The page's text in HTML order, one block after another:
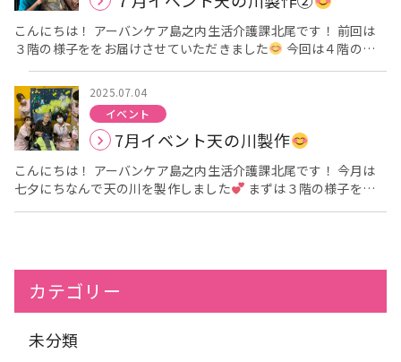
どんなイベントになるのでしょうか
こんにちは！ アーバンケア島之内生活介護課北尾です！ 前回は
３階の様子ををお届けさせていただきました
今回は４階の様
子をお届けしますね
皆さん真剣な表情でお星様をつけて下さ
ってます！ ご利用者様の真剣な表情に私達も引き込まれてしまい
ました
皆さんそれぞれの表情で楽しんでおられますね
用者様の様々な表情楽しんで見ていただけたら嬉しいです
後は5階の様子をお届けします！
2025.07.04
イベント
7月イベント天の川製作
こんにちは！ アーバンケア島之内生活介護課北尾です！ 今月は
七夕にちなんで天の川を製作しました
まずは３階の様子をお
た!! 次は4階の様子をお届けします
カテゴリー
未分類